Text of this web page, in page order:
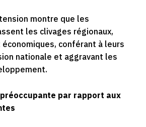
montre que les
les clivages régionaux,
conférant à leurs
nationale et aggravant les
par rapport aux